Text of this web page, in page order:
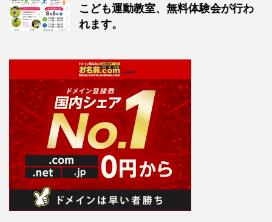
こども運動教室、無料体験会が行わ
れます。